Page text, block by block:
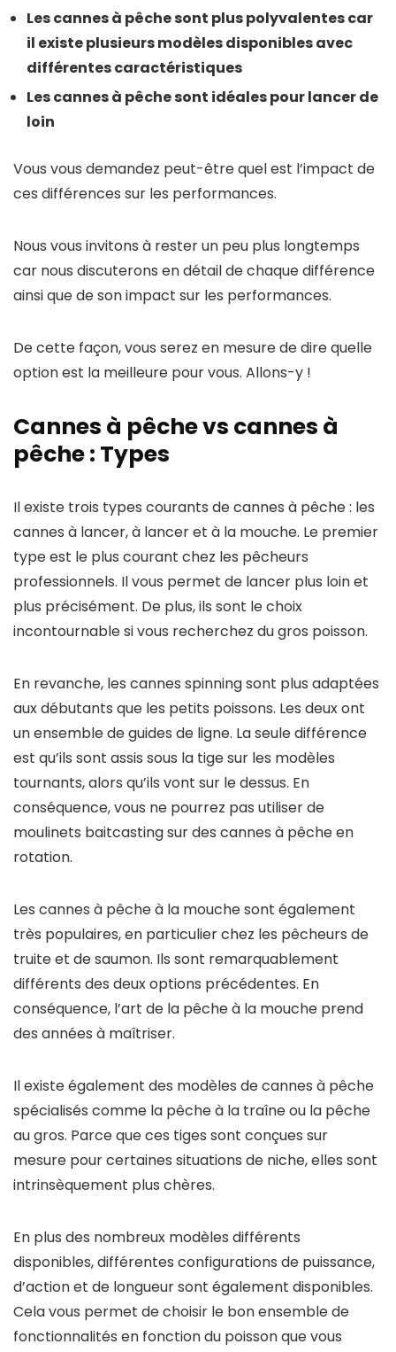
Les cannes à pêche sont plus polyvalentes car
il existe plusieurs modèles disponibles avec
différentes caractéristiques
Les cannes à pêche sont idéales pour lancer de
loin
Vous vous demandez peut-être quel est l’impact de
ces différences sur les performances.
Nous vous invitons à rester un peu plus longtemps
car nous discuterons en détail de chaque différence
ainsi que de son impact sur les performances.
De cette façon, vous serez en mesure de dire quelle
option est la meilleure pour vous. Allons-y !
Cannes à pêche vs cannes à
pêche : Types
Il existe trois types courants de cannes à pêche : les
cannes à lancer, à lancer et à la mouche. Le premier
type est le plus courant chez les pêcheurs
professionnels. Il vous permet de lancer plus loin et
plus précisément. De plus, ils sont le choix
incontournable si vous recherchez du gros poisson.
En revanche, les cannes spinning sont plus adaptées
aux débutants que les petits poissons. Les deux ont
un ensemble de guides de ligne. La seule différence
est qu’ils sont assis sous la tige sur les modèles
tournants, alors qu’ils vont sur le dessus. En
conséquence, vous ne pourrez pas utiliser de
moulinets baitcasting sur des cannes à pêche en
rotation.
Les cannes à pêche à la mouche sont également
très populaires, en particulier chez les pêcheurs de
truite et de saumon. Ils sont remarquablement
différents des deux options précédentes. En
conséquence, l’art de la pêche à la mouche prend
des années à maîtriser.
Il existe également des modèles de cannes à pêche
spécialisés comme la pêche à la traîne ou la pêche
au gros. Parce que ces tiges sont conçues sur
mesure pour certaines situations de niche, elles sont
intrinsèquement plus chères.
En plus des nombreux modèles différents
disponibles, différentes configurations de puissance,
d’action et de longueur sont également disponibles.
Cela vous permet de choisir le bon ensemble de
fonctionnalités en fonction du poisson que vous